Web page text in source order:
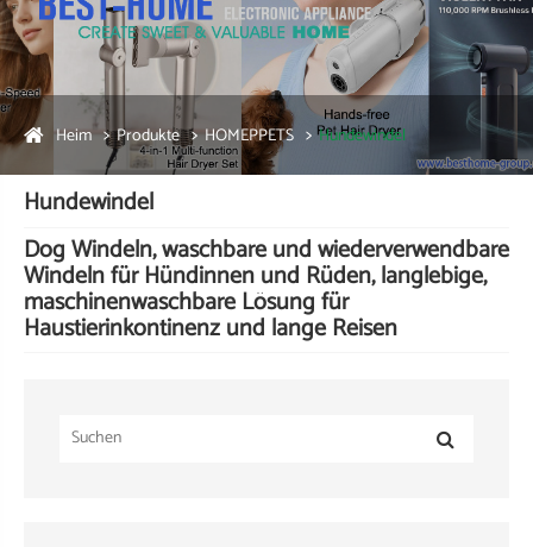
Heim Produkte HOMEPPETS Hundewindel
Hundewindel
Dog Windeln, waschbare und wiederverwendbare
Windeln für Hündinnen und Rüden, langlebige,
maschinenwaschbare Lösung für
Haustierinkontinenz und lange Reisen